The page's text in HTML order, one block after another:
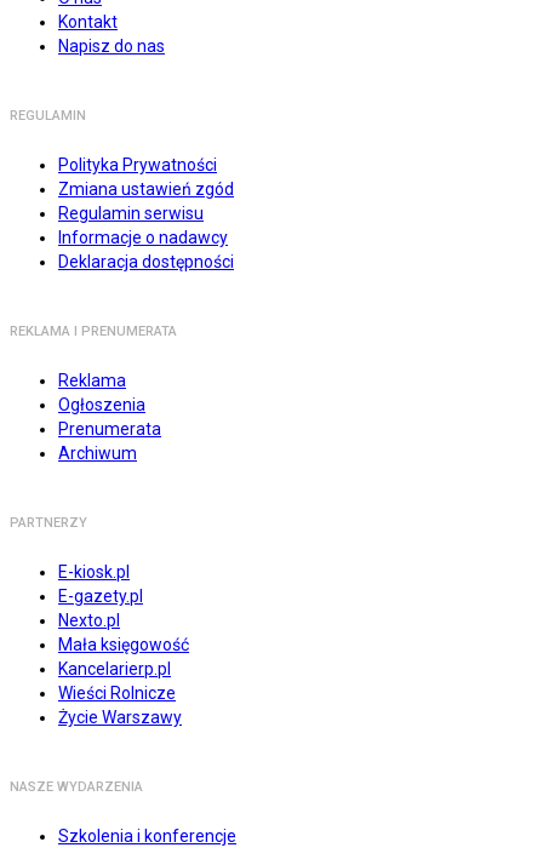
Kontakt
Napisz do nas
REGULAMIN
Polityka Prywatności
Zmiana ustawień zgód
Regulamin serwisu
Informacje o nadawcy
Deklaracja dostępności
REKLAMA I PRENUMERATA
Reklama
Ogłoszenia
Prenumerata
Archiwum
PARTNERZY
E-kiosk.pl
E-gazety.pl
Nexto.pl
Mała księgowość
Kancelarierp.pl
Wieści Rolnicze
Życie Warszawy
NASZE WYDARZENIA
Szkolenia i konferencje